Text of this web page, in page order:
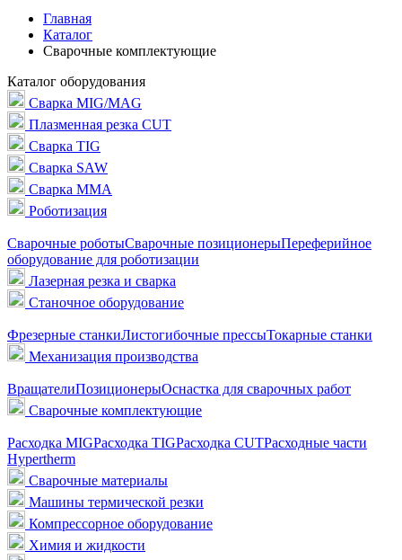
Главная
Каталог
Сварочные комплектующие
Каталог оборудования
Сварка MIG/MAG
Плазменная резка CUT
Сварка TIG
Сварка SAW
Сварка MMA
Роботизация
Сварочные роботыСварочные позиционерыПереферийное
оборудование для роботизации
Лазерная резка и сварка
Станочное оборудование
Фрезерные станкиЛистогибочные прессыТокарные станки
Механизация производства
ВращателиПозиционерыОснастка для сварочных работ
Сварочные комплектующие
Расходка MIGРасходка TIGРасходка CUTРасходные части
Hypertherm
Сварочные материалы
Машины термической резки
Компрессорное оборудование
Химия и жидкости